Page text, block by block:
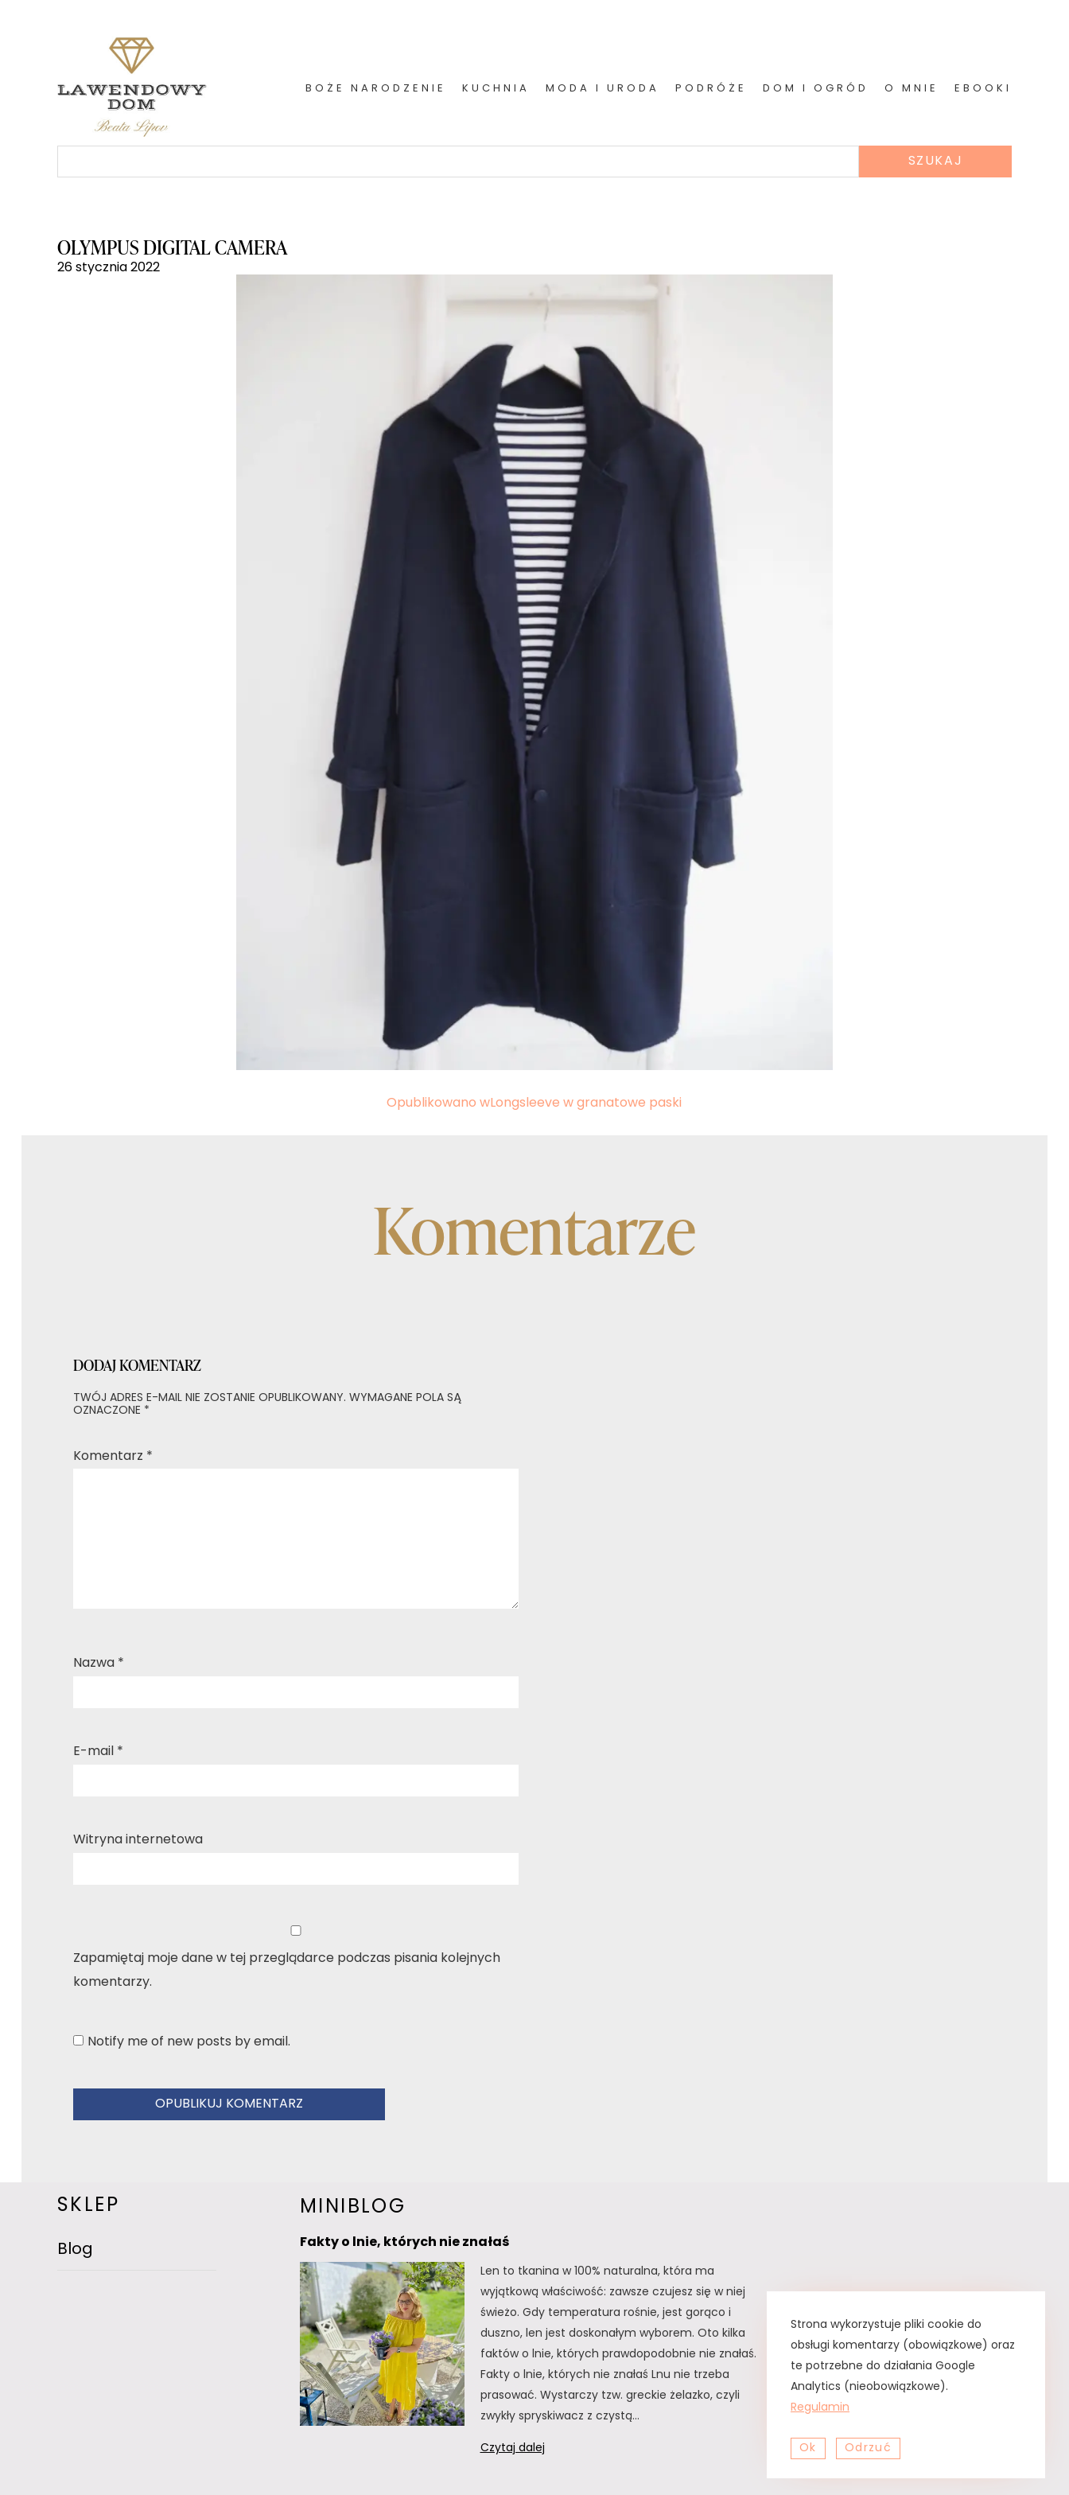
BOŻE NARODZENIE KUCHNIA MODA I URODA PODRÓŻE DOM I OGRÓD O MNIE EBOOKI
OLYMPUS DIGITAL CAMERA
26 stycznia 2022
Opublikowano wLongsleeve w granatowe paski
Komentarze
DODAJ KOMENTARZ
TWÓJ ADRES E-MAIL NIE ZOSTANIE OPUBLIKOWANY. WYMAGANE POLA SĄ
OZNACZONE *
Komentarz *
Nazwa *
E-mail *
Witryna internetowa
Zapamiętaj moje dane w tej przeglądarce podczas pisania kolejnych
komentarzy.
Notify me of new posts by email.
SKLEP
Blog
MINIBLOG
Fakty o lnie, których nie znałaś
Len to tkanina w 100% naturalna, która ma
wyjątkową właściwość: zawsze czujesz się w niej
świeżo. Gdy temperatura rośnie, jest gorąco i
duszno, len jest doskonałym wyborem. Oto kilka
faktów o lnie, których prawdopodobnie nie znałaś.
Fakty o lnie, których nie znałaś Lnu nie trzeba
prasować. Wystarczy tzw. greckie żelazko, czyli
zwykły spryskiwacz z czystą…
Czytaj dalejFakty
Strona wykorzystuje pliki cookie do
obsługi komentarzy (obowiązkowe) oraz
te potrzebne do działania Google
Analytics (nieobowiązkowe).
Regulamin
Ok Odrzuć